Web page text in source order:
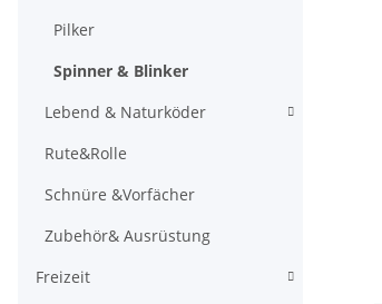
Pilker
Spinner & Blinker
Lebend & Naturköder
Rute&Rolle
Schnüre &Vorfächer
Zubehör& Ausrüstung
Freizeit